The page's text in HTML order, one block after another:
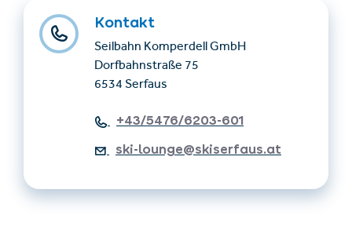
Kontakt
Seilbahn Komperdell GmbH
Dorfbahnstraße 75
6534 Serfaus
+43/5476/6203-601
ski-lounge@skiserfaus.at